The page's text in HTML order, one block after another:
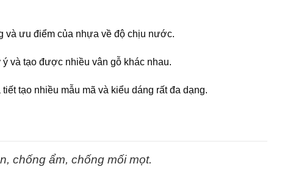
và ưu điểm của nhựa về độ chịu nước.
và tạo được nhiều vân gỗ khác nhau.
tạo nhiều mẫu mã và kiểu dáng rất đa dạng.
chống ẩm, chống mối mọt.